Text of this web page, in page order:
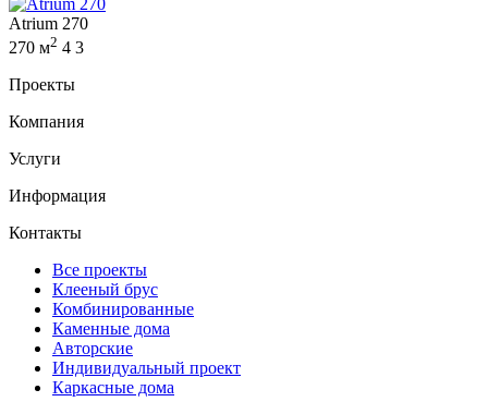
Atrium 270
270 м2 4 3
Проекты
Компания
Услуги
Информация
Контакты
Все проекты
Клееный брус
Комбинированные
Каменные дома
Авторские
Индивидуальный проект
Каркасные дома